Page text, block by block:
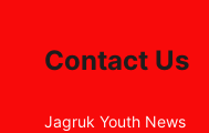
Contact Us
Jagruk Youth News